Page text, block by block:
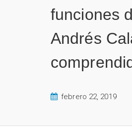
funciones
Andrés
febrero 22, 2019